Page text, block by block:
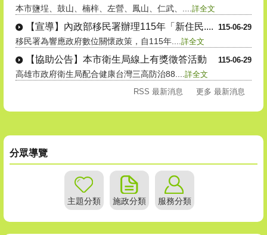
本市鹽埕、鼓山、楠梓、左營、鳳山、仁武、.... 詳全文
115-06-29
【宣導】內政部移民署辦理115年「新住民....
移民署為響應政府數位關懷政策，自115年.... 詳全文
115-06-29
【協助公告】本市衛生局線上有獎徵答活動
高雄市政府衛生局配合健康台灣三高防治88.... 詳全文
RSS 最新消息
更多 最新消息
分眾導覽
主題分類 施政分類 服務分類